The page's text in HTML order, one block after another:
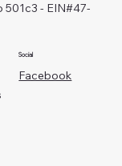
501c3 - EIN#47-
Social
Facebook